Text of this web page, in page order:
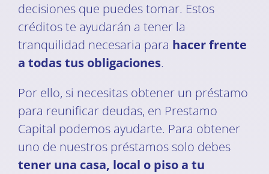
decisiones que puedes tomar. Estos
créditos te ayudarán a tener la
tranquilidad necesaria para hacer frente
a todas tus obligaciones.
Por ello, si necesitas obtener un préstamo
para reunificar deudas, en Prestamo
Capital podemos ayudarte. Para obtener
uno de nuestros préstamos solo debes
tener una casa, local o piso a tu